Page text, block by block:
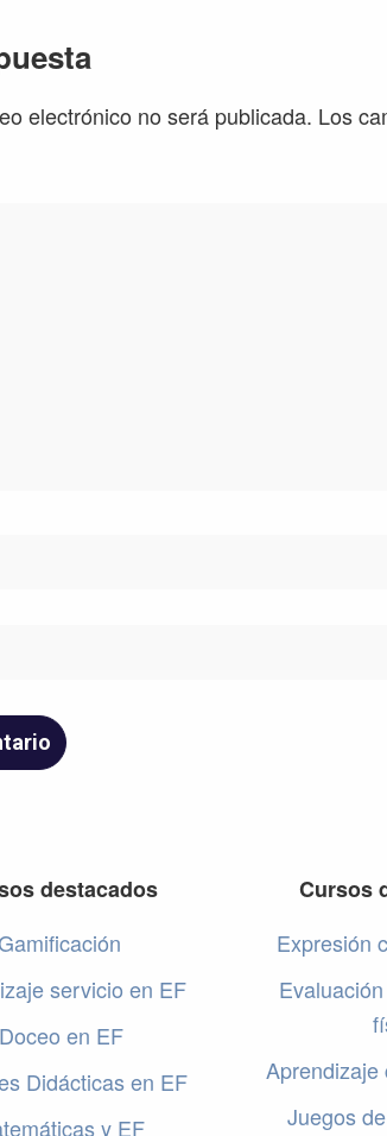
electrónico no será publicada. Los
destacados
servicio en EF
en EF
Didácticas en EF
y EF
Cursos
Expresión
Aprendizaje
Juegos